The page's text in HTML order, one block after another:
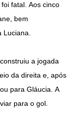
fatal. Aos cinco
bem
Luciana.
a jogada
da direita e, após
para Gláucia. A
para o gol.